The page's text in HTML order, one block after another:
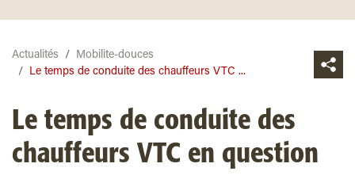
Actualités
Mobilite-douces
Le temps de conduite des chauffeurs VTC ...
Le temps de conduite des
chauffeurs VTC en question